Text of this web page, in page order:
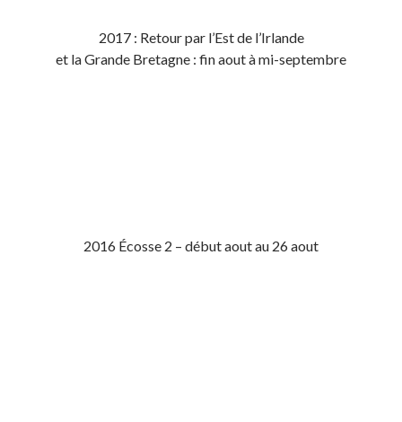
2017 : Retour par l’Est de l’Irlande
et la Grande Bretagne : fin aout à mi-septembre
2016 Écosse 2 – début aout au 26 aout